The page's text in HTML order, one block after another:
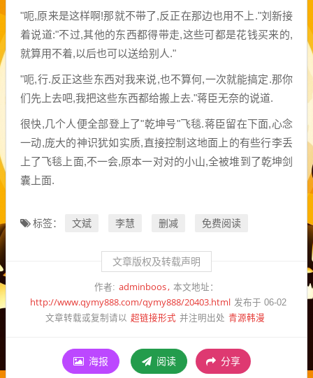
"呃,原来是这样啊!那就不带了,反正在那边也用不上."刘新接
着说道:"不过,其他的东西都得带走,这些可都是花钱买来的,
就算用不着,以后也可以送给别人."
"呃,行.反正这些东西对我来说,也不算何,一次就能搞定.那你
们先上去吧,我把这些东西都给搬上去."蒋臣无奈的说道.
很快,几个人便全部登上了"乾坤号"飞毯.蒋臣留在下面,心念
一动,庞大的神识犹如实质,直接控制这地面上的有些行李丢
上了飞毯上面,不一会,原本一对对的小山,全被堆到了乾坤剑
囊上面.
标签： 文斌 李慧 删减 免费阅读
文章版权及转载声明
作者: adminboos 本文地址：
http://www.qymy888.com/qymy888/20403.html 发布于 06-02
文章转载或复制请以 超链接形式 并注明出处 青源韩漫
海报 阅读 分享